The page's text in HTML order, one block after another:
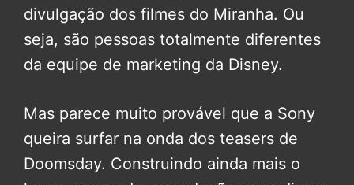
divulgação dos filmes do Miranha. Ou
seja, são pessoas totalmente diferentes
da equipe de marketing da Disney.
Mas parece muito provável que a Sony
queira surfar na onda dos teasers de
Doomsday. Construindo ainda mais o